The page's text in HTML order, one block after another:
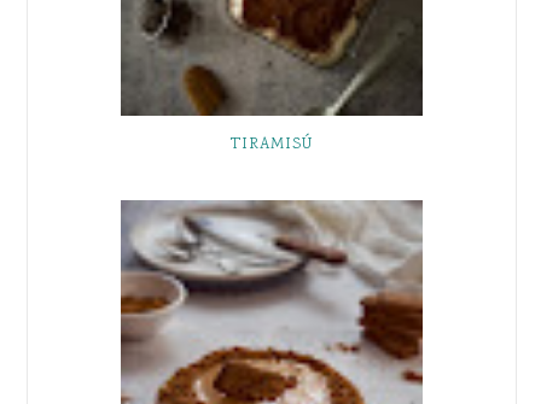
TIRAMISÚ